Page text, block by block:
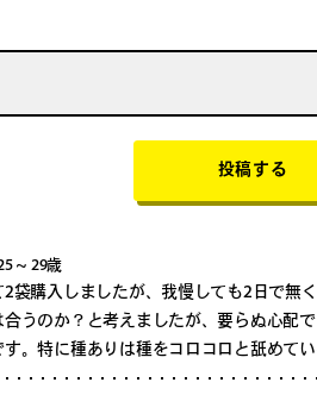
投稿する
~ 29歳
2袋購入しましたが、我慢しても2日で無
合うのか？と考えましたが、要らぬ心配
。特に種ありは種をコロコロと舐めて